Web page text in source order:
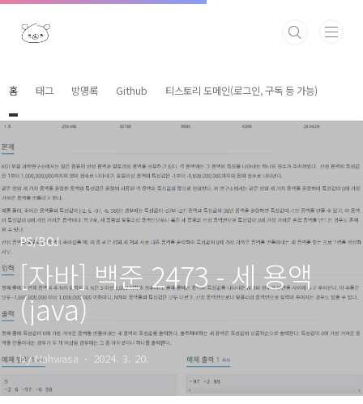
본문 바로가기
홈 태그 방명록 Github 티스토리 도메인(로그인, 구독 등 가능)
PS/BOJ
[자바] 백준 2473 - 세 용액
(java)
by Nahwasa 2024. 3. 20.